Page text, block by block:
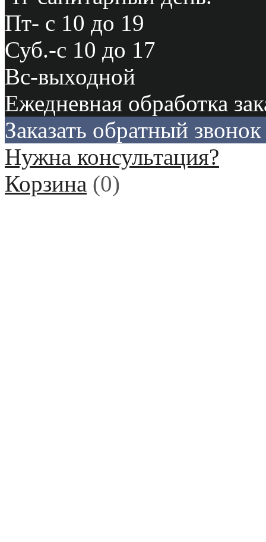
Пт- с 10 до 19
Суб.-с 10 до 17
Вс-выходной
Ежедневная обработка
Заказать обратный звонок
Нужна консультация?
Корзина (0)